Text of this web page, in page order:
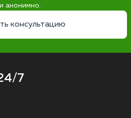
анонимно.
консультацию
7